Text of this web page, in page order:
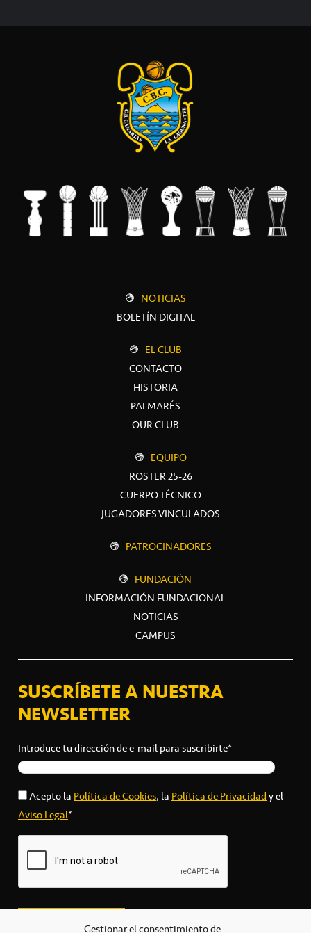
Gestionar el consentimiento de
NOTICIAS
BOLETÍN DIGITAL
EL CLUB
CONTACTO
HISTORIA
PALMARÉS
OUR CLUB
EQUIPO
ROSTER 25-26
CUERPO TÉCNICO
JUGADORES VINCULADOS
PATROCINADORES
FUNDACIÓN
INFORMACIÓN FUNDACIONAL
NOTICIAS
CAMPUS
SUSCRÍBETE A NUESTRA
NEWSLETTER
Introduce tu dirección de e-mail para suscribirte*
Acepto laPolítica de Cookies, laPolítica de Privacidady el
Aviso Legal*